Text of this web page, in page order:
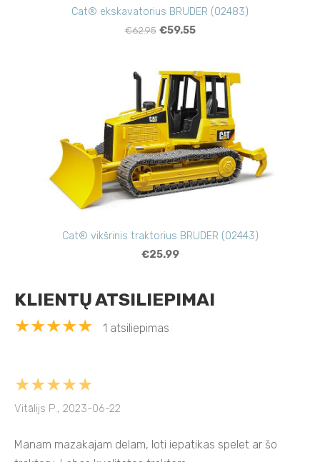
Cat® ekskavatorius BRUDER (02483)
€62.95 €59.55
Cat® vikšrinis traktorius BRUDER (02443)
€25.99
KLIENTŲ ATSILIEPIMAI
★★★★★
1 atsiliepimas
★★★★★
Vitālijs P., 2023-06-22
Manam mazakajam delam, loti iepatikas spelet ar šo